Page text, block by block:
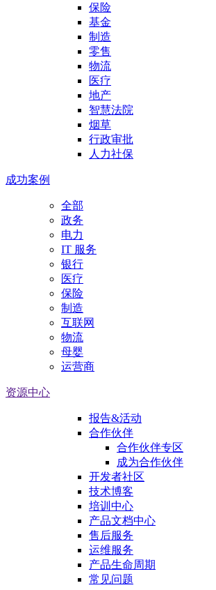
保险
基金
制造
零售
物流
医疗
地产
智慧法院
烟草
行政审批
人力社保
成功案例
全部
政务
电力
IT 服务
银行
医疗
保险
制造
互联网
物流
母婴
运营商
资源中心
报告&活动
合作伙伴
合作伙伴专区
成为合作伙伴
开发者社区
技术博客
培训中心
产品文档中心
售后服务
运维服务
产品生命周期
常见问题